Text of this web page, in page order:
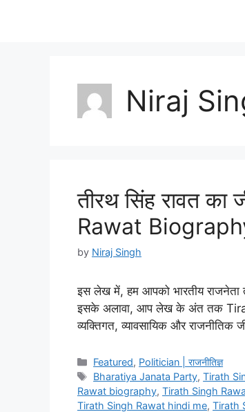
Niraj
तीरथ सिंह रावत
Rawat
by Niraj Singh
इस लेख में, हम आपको भारतीय राजनेता
इसके अलावा, आप लेख के अंत तक
व्यक्तिगत, व्यावसायिक और
Categories
Featured, Politician | राजनीतिज्ञ
Tags
Bharatiya Janata Party,Tirath
Rawat biography, Tirath Singh
Tirath Singh Rawat hindi me, Tirath